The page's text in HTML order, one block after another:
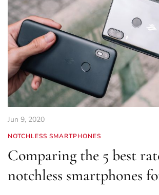
Jun 9, 2020
NOTCHLESS SMARTPHONES
Comparing the 5 best
notchless smartphones